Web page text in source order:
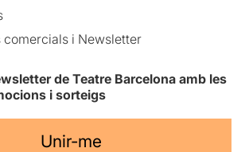
comercials i Newsletter
de Teatre Barcelona amb les
i sorteigs
Unir-me